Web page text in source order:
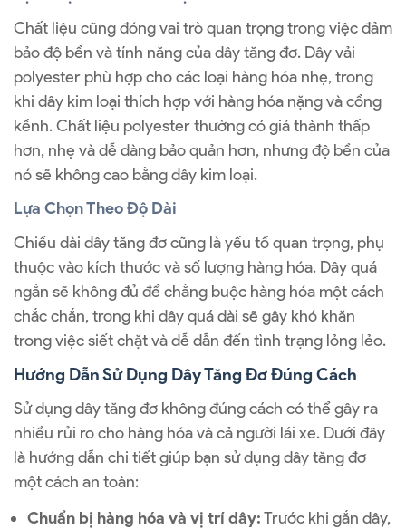
Chất liệu cũng đóng vai trò quan trọng trong việc đảm
bảo độ bền và tính năng của dây tăng đơ. Dây vải
polyester phù hợp cho các loại hàng hóa nhẹ, trong
khi dây kim loại thích hợp với hàng hóa nặng và cồng
kềnh. Chất liệu polyester thường có giá thành thấp
hơn, nhẹ và dễ dàng bảo quản hơn, nhưng độ bền của
nó sẽ không cao bằng dây kim loại.
Lựa Chọn Theo Độ Dài
Chiều dài dây tăng đơ cũng là yếu tố quan trọng, phụ
thuộc vào kích thước và số lượng hàng hóa. Dây quá
ngắn sẽ không đủ để chằng buộc hàng hóa một cách
chắc chắn, trong khi dây quá dài sẽ gây khó khăn
trong việc siết chặt và dễ dẫn đến tình trạng lỏng lẻo.
Hướng Dẫn Sử Dụng Dây Tăng Đơ Đúng Cách
Sử dụng dây tăng đơ không đúng cách có thể gây ra
nhiều rủi ro cho hàng hóa và cả người lái xe. Dưới đây
là hướng dẫn chi tiết giúp bạn sử dụng dây tăng đơ
một cách an toàn:
Chuẩn bị hàng hóa và vị trí dây:Trước khi gắn dây,